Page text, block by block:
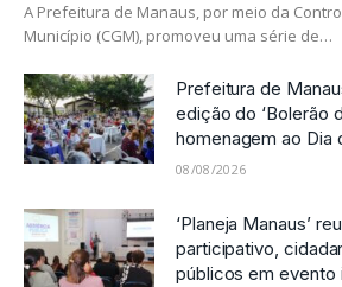
A Prefeitura de Manaus, por meio da
Município (CGM), promoveu uma série de…
Prefeitura de
edição do ‘Bolerão
homenagem ao Dia
08/08/2026
‘Planeja Manaus’
participativo,
públicos em evento